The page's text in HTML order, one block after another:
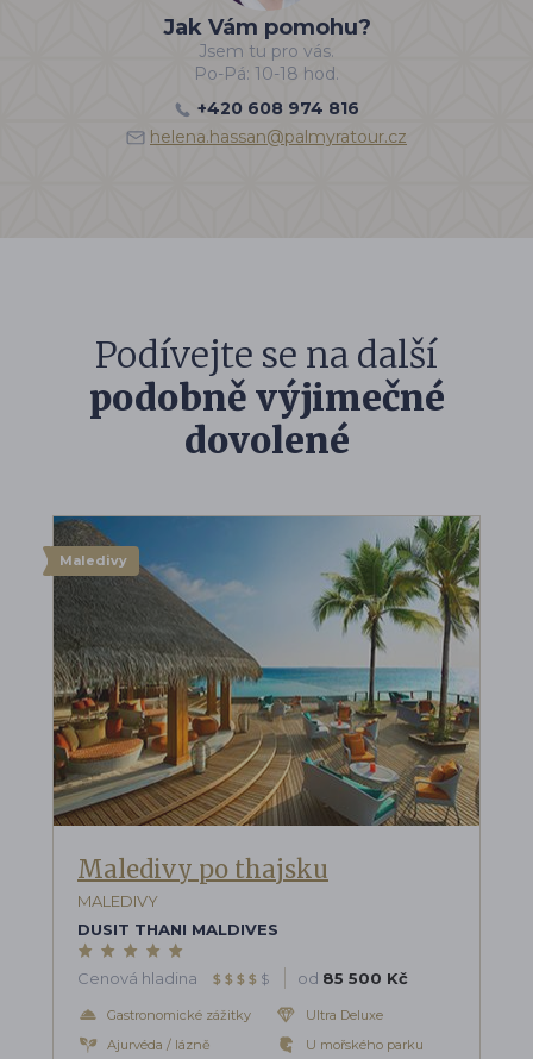
Jak Vám pomohu?
Jsem tu pro vás.
Po-Pá: 10-18 hod.
+420 608 974 816
helena.hassan@palmyratour.cz
Podívejte se na další
podobně výjimečné
dovolené
Maledivy
Maledivy po thajsku
MALEDIVY
DUSIT THANI MALDIVES
Cenová hladina $ $ $ $ $ od 85 500 Kč
Gastronomické zážitky
Ajurvéda / lázně
Ultra Deluxe
U mořského parku